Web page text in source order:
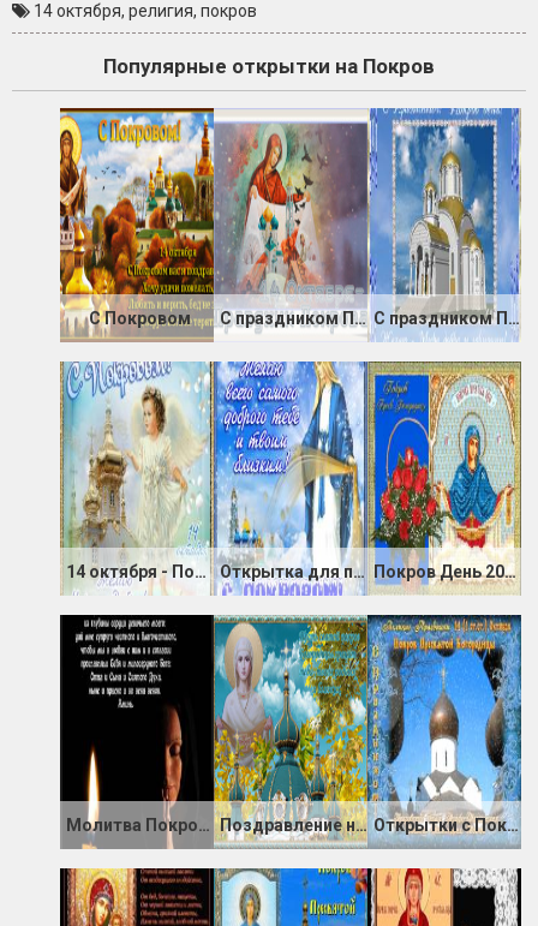
14 октября, религия, покров
Популярные открытки на Покров
С Покровом С праздником Покрова С праздником Покрова Пресвятой Богородицы
14 октября - Покров Пресвятой Богородицы Открытка для поздравления с Покровом Покров День 2019
Молитва Покрова Поздравление на Покров Пресвятой Богородицы 2019 Открытки с Покровом Пресвятой Богородицы